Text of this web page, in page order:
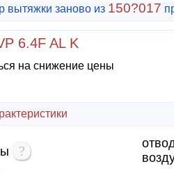
вытяжки заново из 150?017
6.4F AL K
на снижение цены
?